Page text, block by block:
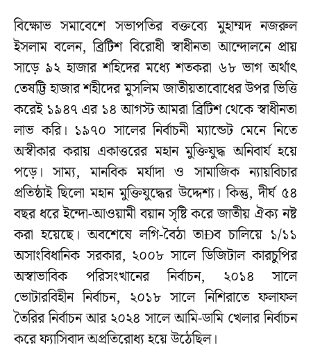
বিক্ষোভ সমাবেশে সভাপতির বক্তব্যে মুহাম্মদ নজরুল
ইসলাম বলেন, ব্রিটিশ বিরোধী স্বাধীনতা আন্দোলনে প্রায়
সাড়ে ৯২ হাজার শহিদের মধ্যে শতকরা ৬৮ ভাগ অর্থাৎ
তেষট্টি হাজার শহীদের মুসলিম জাতীয়তাবোধের উপর ভিত্তি
করেই ১৯৪৭ এর ১৪ আগস্ট আমরা ব্রিটিশ থেকে স্বাধীনতা
লাভ করি। ১৯৭০ সালের নির্বাচনী ম্যান্ডেট মেনে নিতে
অস্বীকার করায় একাত্তরের মহান মুক্তিযুদ্ধ অনিবার্য হয়ে
পড়ে। সাম্য, মানবিক মর্যাদা ও সামাজিক ন্যায়বিচার
প্রতিষ্ঠাই ছিলো মহান মুক্তিযুদ্ধের উদ্দেশ্য। কিন্তু, দীর্ঘ ৫৪
বছর ধরে ইন্দো-আওয়ামী বয়ান সৃষ্টি করে জাতীয় ঐক্য নষ্ট
করা হয়েছে। অবশেষে লগি-বৈঠা তাÐব চালিয়ে ১/১১
অসাংবিধানিক সরকার, ২০০৮ সালে ডিজিটাল কারচুপির
অস্বাভাবিক পরিসংখানের নির্বাচন, ২০১৪ সালে
ভোটারবিহীন নির্বাচন, ২০১৮ সালে নিশিরাতে ফলাফল
তৈরির নির্বাচন আর ২০২৪ সালে আমি-ডামি খেলার নির্বাচন
করে ফ্যাসিবাদ অপ্রতিরোধ্য হয়ে উঠেছিল।